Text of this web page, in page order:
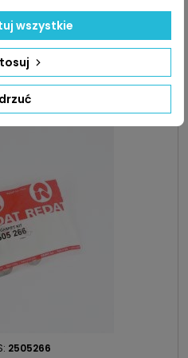
50KW
MARKA: Citroen | Peugeot |
Bipper | Aygo KOD SILNIKA: 8HS |
1398 ccm 1.4D | 1.4
ROK PRODUKCJI: Od 2005r
zł
do koszyka
w magazynie
2505266
wszystkie